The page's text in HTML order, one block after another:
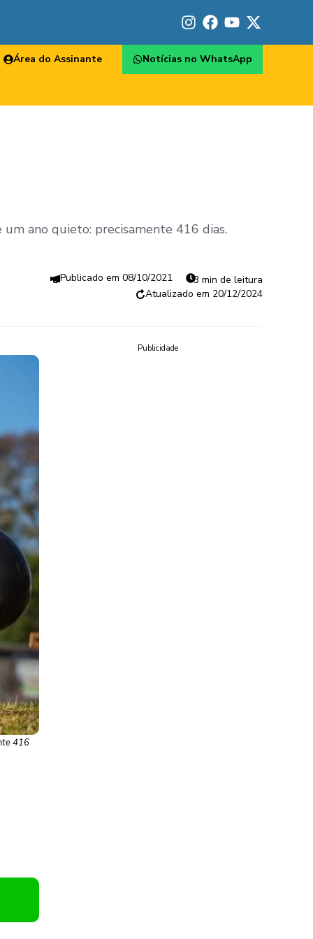
Área do Assinante Notícias no WhatsApp
ano quieto: precisamente 416 dias.
08/10/2021
3 min de leitura
20/12/2024
416
Publicidade